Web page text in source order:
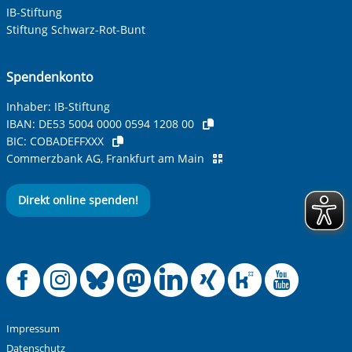
IB-Stiftung
Stiftung Schwarz-Rot-Bunt
Spendenkonto
Inhaber: IB-Stiftung
IBAN: DE53 5004 0000 0594 1208 00
BIC: COBADEFFXXX
Commerzbank AG, Frankfurt am Main
Direkt online spenden!
Offizielle
Offizielle
Offizielle
Offizielle
Offizielle
Impressum
Datenschutz